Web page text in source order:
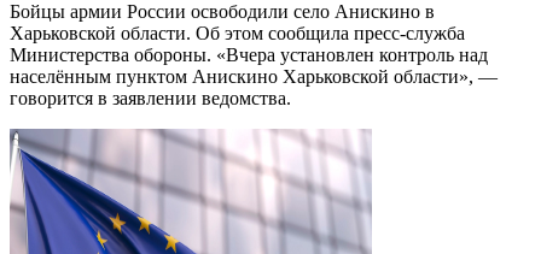
Бойцы армии России освободили село Анискино в
Харьковской области. Об этом сообщила пресс-служба
Министерства обороны. «Вчера установлен контроль над
населённым пунктом Анискино Харьковской области», —
говорится в заявлении ведомства.